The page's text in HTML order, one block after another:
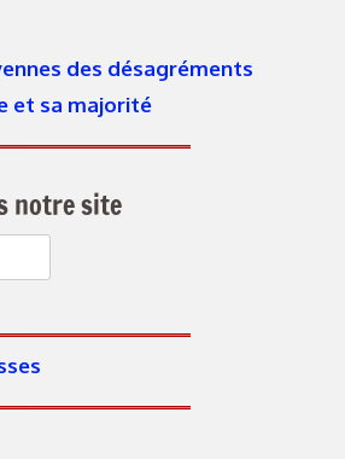
des désagréments
et sa majorité
notre site